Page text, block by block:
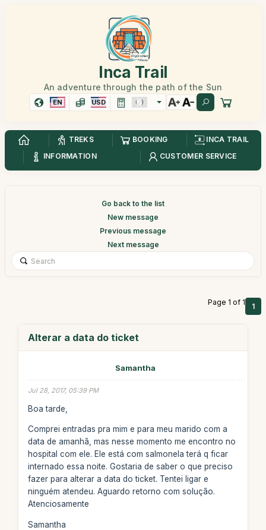
Inca Trail
An adventure through the path of the Sun
EN USD
TREKS BOOKING
INCA TRAIL
INFORMATION
CUSTOMER SERVICE
Go back to the list
New message
Previous message
Next message
Page 1 of 1 1
Alterar a data do ticket
Samantha
Jul 28, 2017, 05:39 PM
Boa tarde,
Comprei entradas pra mim e para meu marido com a
data de amanhã, mas nesse momento me encontro no
hospital com ele. Ele está com salmonela terá q ficar
internado essa noite. Gostaria de saber o que preciso
fazer para alterar a data do ticket. Tentei ligar e
ninguém atendeu. Aguardo retorno com solução.
Atenciosamente
Samantha